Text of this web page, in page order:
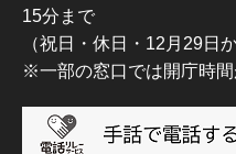
15分まで
（祝日・休日・12月29日
※一部の窓口では開庁時